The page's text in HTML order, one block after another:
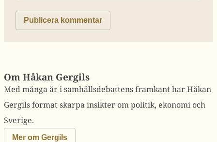
Om Håkan Gergils
Med många år i samhällsdebattens framkant har Håkan
Gergils format skarpa insikter om politik, ekonomi och
Sverige.
Mer om Gergils